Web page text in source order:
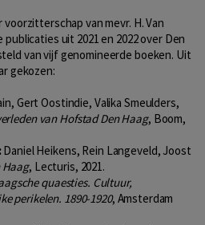
van mevr. H. Van
uit 2021 en 2022 over Den
van vijf genomineerde boeken. Uit
gekozen:
Gert Oostindie, Valika Smeulders,
van Hofstad Den Haag, Boom,
Daniel Heikens, Rein Langeveld, Joost
Haag, Lecturis, 2021.
quaesties. Cultuur,
perikelen. 1890-1920, Amsterdam